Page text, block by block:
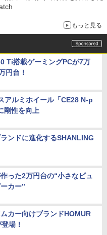
もっと見る
Ti搭載ゲーミングPCが7万
円台！
アルミホイール「CE28 N-p
剛性を向上
ンドに進化するSHANLING
った2万円台の“小さなピュ
カー”
カー向けブランドHOMUR
場！